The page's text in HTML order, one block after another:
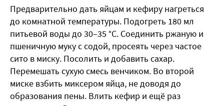
Предварительно дать яйцам и кефиру нагреться
до комнатной температуры. Подогреть 180 мл
питьевой воды до 30–35 °С. Соединить ржаную и
пшеничную муку с содой, просеять через частое
сито в миску. Посолить и добавить сахар.
Перемешать сухую смесь венчиком. Во второй
миске взбить миксером яйца, не доводя до
образования пены. Влить кефир и ещё раз